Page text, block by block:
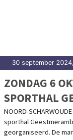
30 september
ZONDAG 6
SPORTHAL
NOORD-
NOORD-
sporthal
georganiseerd. De